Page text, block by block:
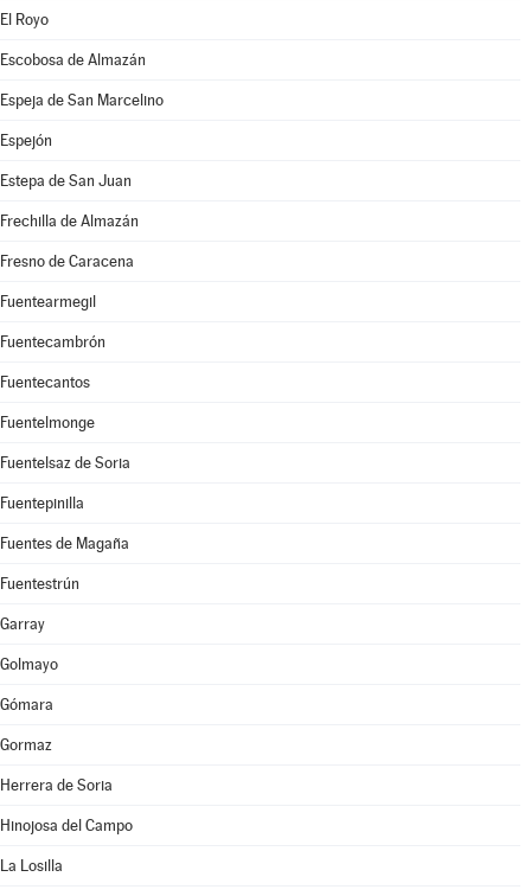
El Royo
Escobosa de Almazán
Espeja de San Marcelino
Espejón
Estepa de San Juan
Frechilla de Almazán
Fresno de Caracena
Fuentearmegil
Fuentecambrón
Fuentecantos
Fuentelmonge
Fuentelsaz de Soria
Fuentepinilla
Fuentes de Magaña
Fuentestrún
Garray
Golmayo
Gómara
Gormaz
Herrera de Soria
Hinojosa del Campo
La Losilla